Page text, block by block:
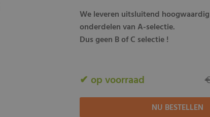
We leveren uitsluitend
onderdelen van A-selectie.
Dus geen B of C selectie !
✔ op voorraad